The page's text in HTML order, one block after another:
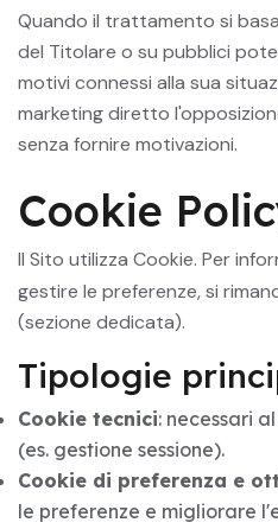
Quando il trattamento si
del Titolare o su pubblici
motivi connessi alla sua
marketing diretto
senza fornire motivazioni.
Cookie
Il Sito utilizza Cookie. Per
gestire le preferenze, si
(sezione dedicata).
Tipologie
Cookie tecnici: necessari
(es. gestione sessione).
Cookie di preferenza e
le preferenze e migliorare